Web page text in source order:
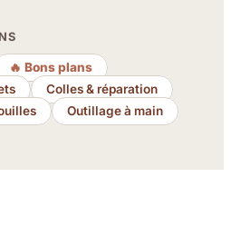
🔥 Bons plans
Colles & réparation
Outillage à main